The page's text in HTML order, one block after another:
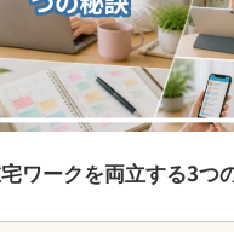
ワークを両立する3つ